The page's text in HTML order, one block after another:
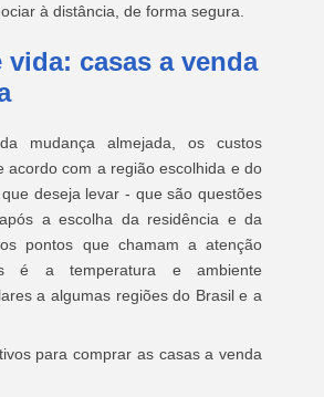
à distância, de forma segura.
vida: casas a venda
mudança almejada, os custos
acordo com a região escolhida e do
deseja levar - que são questões
a escolha da residência e da
pontos que chamam a atenção
é a temperatura e ambiente
a algumas regiões do Brasil e a
para comprar as casas a venda